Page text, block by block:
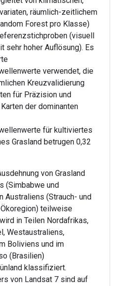
räumlich-zeitlichem
Forest pro Klasse)
(visuell
sehr hoher Auflösung). Es
verwendet, die
Kreuzvalidierung
für Präzision und
der dominanten
für kultiviertes
Grasland betrugen 0,32
von Grasland
(Simbabwe und
Australiens (Strauch- und
teilweise
in Teilen Nordafrikas,
Westaustraliens,
Boliviens und im
(Brasilien)
klassifiziert.
von Landsat 7 sind auf